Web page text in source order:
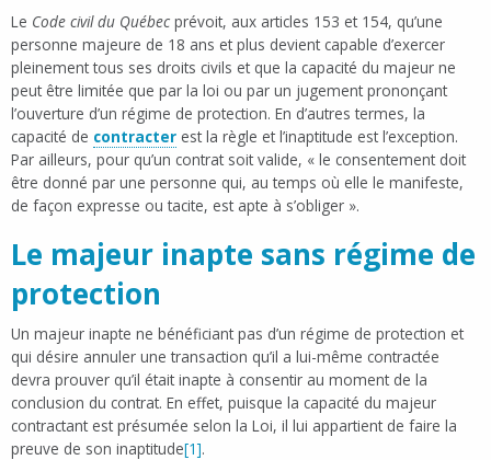
Le Code civil du Québec prévoit, aux articles 153 et 154, qu’une
personne majeure de 18 ans et plus devient capable d’exercer
pleinement tous ses droits civils et que la capacité du majeur ne
peut être limitée que par la loi ou par un jugement prononçant
l’ouverture d’un régime de protection. En d’autres termes, la
capacité de contracter est la règle et l’inaptitude est l’exception.
Par ailleurs, pour qu’un contrat soit valide, « le consentement doit
être donné par une personne qui, au temps où elle le manifeste,
de façon expresse ou tacite, est apte à s’obliger ».
Le majeur inapte sans régime de
protection
Un majeur inapte ne bénéficiant pas d’un régime de protection et
qui désire annuler une transaction qu’il a lui-même contractée
devra prouver qu’il était inapte à consentir au moment de la
conclusion du contrat. En effet, puisque la capacité du majeur
contractant est présumée selon la Loi, il lui appartient de faire la
preuve de son inaptitude[1].